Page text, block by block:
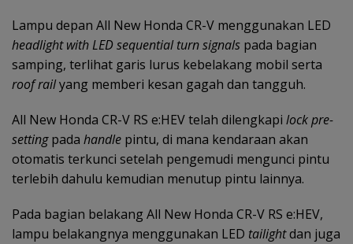
Lampu depan All New Honda CR-V menggunakan LED
headlight with LED sequential turn signals pada bagian
samping, terlihat garis lurus kebelakang mobil serta
roof railyang memberi kesan gagah dan tangguh.
All New Honda CR-V RS e:HEV telah dilengkapi lock pre-
settingpada handle pintu, di mana kendaraan akan
otomatis terkunci setelah pengemudi mengunci pintu
terlebih dahulu kemudian menutup pintu lainnya.
Pada bagian belakang All New Honda CR-V RS e:HEV,
lampu belakangnya menggunakan LED tailightdan juga